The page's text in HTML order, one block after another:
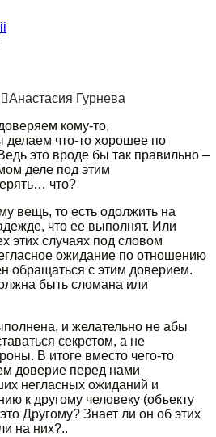
Анастасия Гурнева
кому-то,
делаем что-то хорошее по
это вроде бы так правильно –
деле под этим
что?
вещь, то есть одолжить на
что ее выполнят. Или
этих случаях под словом
ожидание по отношению
обращаться с этим доверием.
быть сломана или
и желательно не абы
секретом, а не
В итоге вместо чего-то
доверие перед нами
негласных ожиданий и
к другому человеку (объекту
Другому? Знает ли он об этих
на них?..